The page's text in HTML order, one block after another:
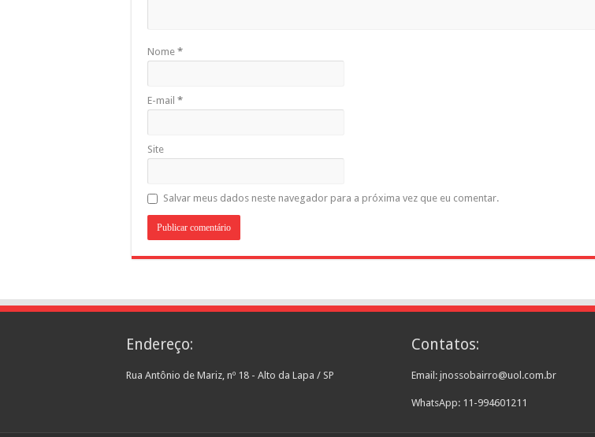
Nome *
E-mail *
Site
Salvar meus dados neste navegador para a próxima vez que eu comentar.
Endereço:
Rua Antônio de Mariz, nº 18 - Alto da Lapa / SP
Contatos:
Email: jnossobairro@uol.com.br
WhatsApp: 11-994601211